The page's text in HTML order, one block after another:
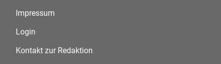
Impressum
Login
Kontakt zur Redaktion